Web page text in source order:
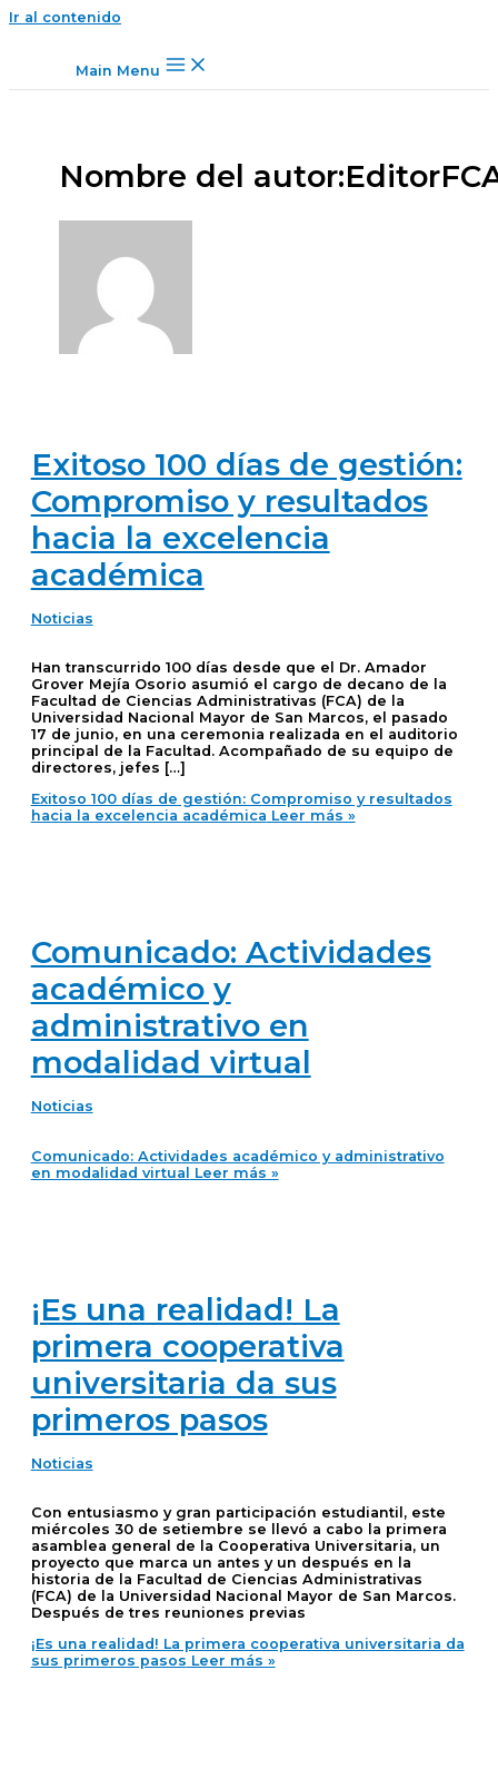
Ir al contenido
Main Menu
Nombre del
Exitoso 100 días de gestión:
Compromiso y resultados
hacia la excelencia
académica
Noticias
Han transcurrido 100 días desde que el Dr. Amador
Grover Mejía Osorio asumió el cargo de decano de la
Facultad de Ciencias Administrativas (FCA) de la
Universidad Nacional Mayor de San Marcos, el pasado
17 de junio, en una ceremonia realizada en el auditorio
principal de la Facultad. Acompañado de su equipo de
directores, jefes […]
Exitoso 100 días de gestión: Compromiso y resultados
hacia la excelencia académica Leer más »
Comunicado: Actividades
académico y
administrativo en
modalidad virtual
Noticias
Comunicado: Actividades académico y administrativo
en modalidad virtual
Leer más »
¡Es una realidad! La
primera cooperativa
universitaria da sus
primeros pasos
Noticias
Con entusiasmo y gran participación estudiantil, este
miércoles 30 de setiembre se llevó a cabo la primera
asamblea general de la Cooperativa Universitaria, un
proyecto que marca un antes y un después en la
historia de la Facultad de Ciencias Administrativas
(FCA) de la Universidad Nacional Mayor de San Marcos.
Después de tres reuniones previas
¡Es una realidad! La primera cooperativa universitaria da
sus primeros pasos Leer más »